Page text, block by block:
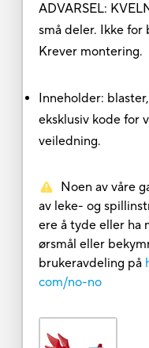
ADVARSEL:
små deler. Ikke for
Krever montering.
Inneholder:
eksklusiv kode for
veiledning.
Noen av våre
av leke- og
ere å tyde eller ha
ørsmål eller
brukeravdeling på
com/no-no